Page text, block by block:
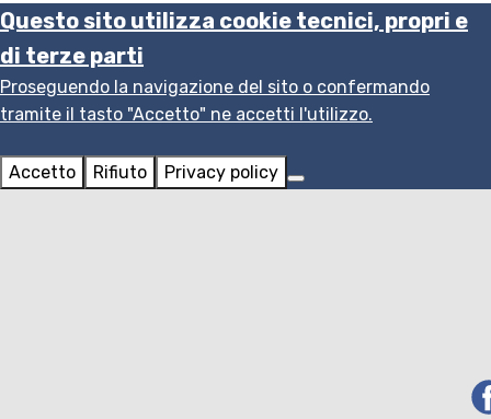
Questo sito utilizza cookie tecnici, propri e
di terze parti
Proseguendo la navigazione del sito o confermando
tramite il tasto "Accetto" ne accetti l'utilizzo.
Accetto Rifiuto Privacy policy